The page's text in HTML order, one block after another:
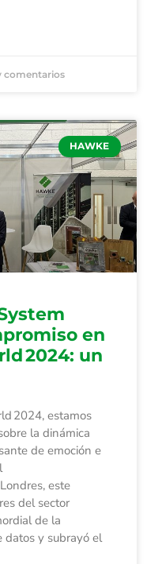
comentarios
HAWKE
en
2024: un
2024, estamos
la dinámica
de emoción e
este
del sector
de la
datos y subrayó el